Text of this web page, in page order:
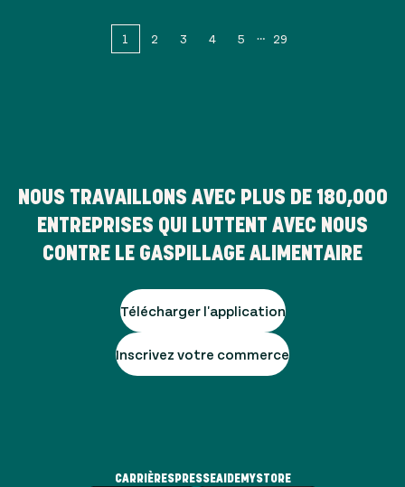
1 2 3 4 5 29
NOUS TRAVAILLONS AVEC PLUS DE 180,000
ENTREPRISES QUI LUTTENT AVEC NOUS
CONTRE LE GASPILLAGE ALIMENTAIRE
Télécharger l'application
Inscrivez votre commerce
CARRIÈRESPRESSEAIDEMYSTORE